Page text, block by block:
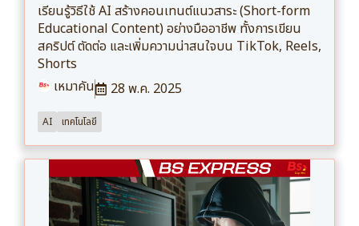
เรียนรู้วิธีใช้ AI สร้างคอนเทนต์แนวสาระ (Short-form
Educational Content) อย่างมืออาชีพ ทั้งการเขียน
สคริปต์ ตัดต่อ และเพิ่มความน่าสนใจบน TikTok, Reels,
Shorts
เหมาคัน
28 พ.ค. 2025
AI เทคโนโลยี